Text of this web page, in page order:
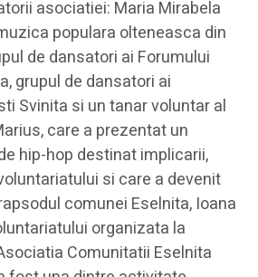
asociatiei: Maria Mirabela
populara olteneasca din
de dansatori ai Forumului
grupul de dansatori ai
Svinita si un tanar voluntar al
care a prezentat un
hip-hop destinat implicarii,
si care a devenit
comunei Eselnita, Ioana
organizata la
Comunitatii Eselnita